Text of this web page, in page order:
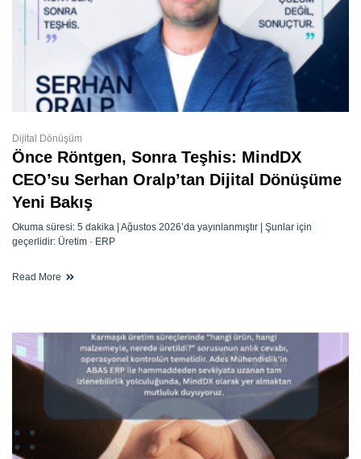
Dijital Dönüşüm
Önce Röntgen, Sonra Teşhis: MindDX
CEO’su Serhan Oralp’tan Dijital Dönüşüme
Yeni Bakış
Okuma süresi: 5 dakika | Ağustos 2026’da yayınlanmıştır | Şunlar için
geçerlidir: Üretim · ERP
Read More